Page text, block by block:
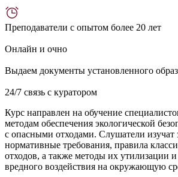
Преподаватели с опытом более 20 лет
Онлайн и очно
Выдаем документы установленного
24/7 связь с куратором
Курс направлен на обучение
методам обеспечения экологической
с опасными отходами. Слушатели изучат
нормативные требования, правила
отходов, а также методы их утилизации
вредного воздействия на окружающую